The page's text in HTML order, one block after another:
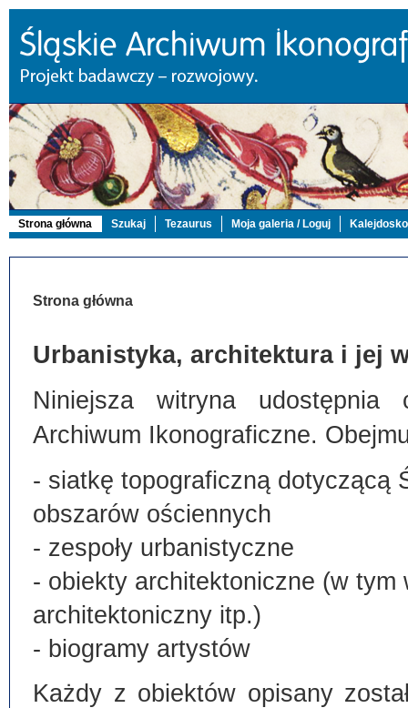
Strona główna Szukaj Tezaurus Moja galeria / Loguj
Strona główna
Urbanistyka, architektura i jej
Niniejsza witryna
Archiwum Ikonograficzne.
- siatkę topograficzną dotyczącą
obszarów ościennych
- zespoły urbanistyczne
- obiekty architektoniczne (w
architektoniczny itp.)
- biogramy artystów
Każdy z obiektów opisany